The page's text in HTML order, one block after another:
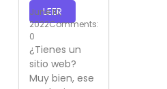
LEER
June 10,
2022Comments:
0
¿Tienes un
sitio web?
Muy bien, ese